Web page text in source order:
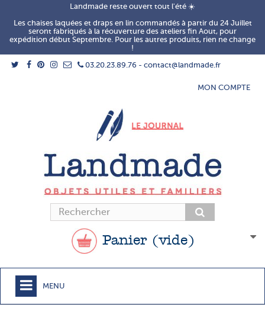
Landmade reste ouvert tout l'été ☀️
Les chaises laquées et draps en lin commandés à partir du 24 Juillet
seront fabriqués à la réouverture des ateliers fin Aout, pour
expédition début Septembre. Pour les autres produits, rien ne change
!
03.20.23.89.76 - contact@landmade.fr
MON COMPTE
Panier (vide)
MENU